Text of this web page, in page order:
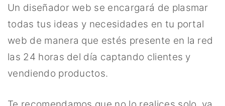
Un diseñador web se encargará de plasmar
todas tus ideas y necesidades en tu portal
web de manera que estés presente en la red
las 24 horas del día captando clientes y
vendiendo productos.